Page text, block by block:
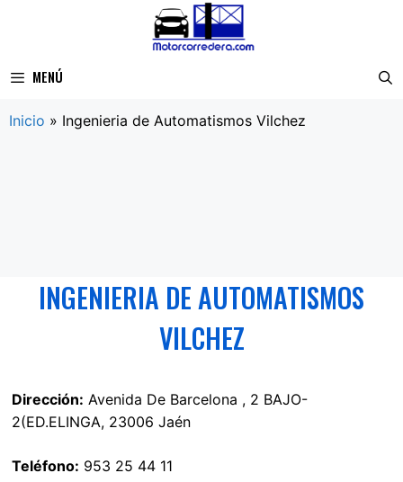
MENÚ
Inicio » Ingenieria de Automatismos Vilchez
INGENIERIA DE AUTOMATISMOS
VILCHEZ
Dirección: Avenida De Barcelona , 2 BAJO-
2(ED.ELINGA, 23006 Jaén
Teléfono: 953 25 44 11